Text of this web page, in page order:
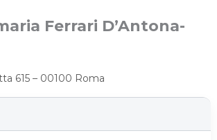
Ferrari D’Antona-
615 – 00100 Roma